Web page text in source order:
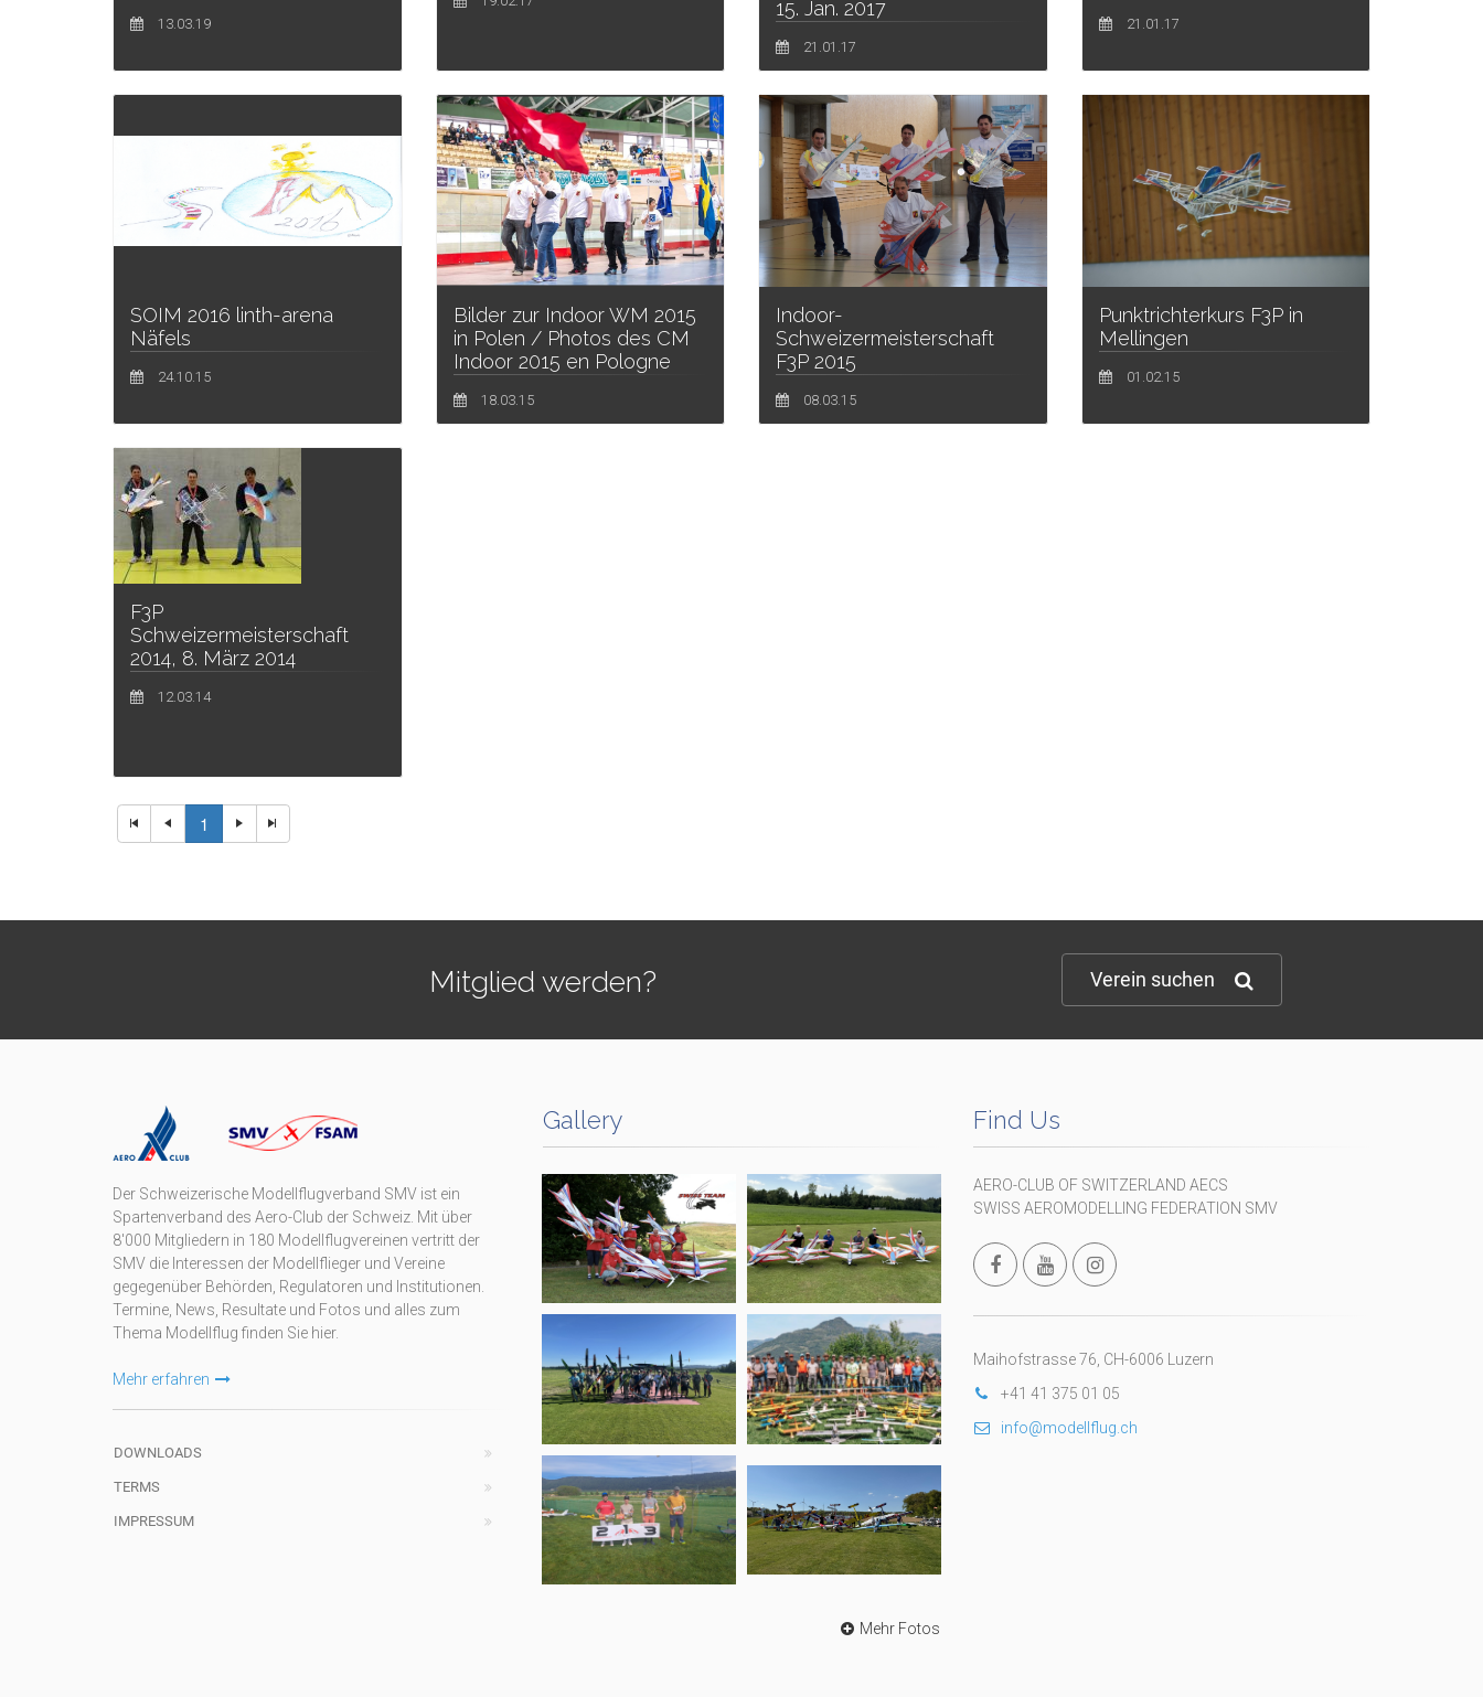
13.03.19
15. Jan. 2017
21.01.17
21.01.17
SOIM 2016 linth-arena
Näfels
24.10.15
Bilder zur Indoor WM 2015
in Polen / Photos des CM
Indoor 2015 en Pologne
18.03.15
Indoor-
Schweizermeisterschaft
F3P 2015
08.03.15
Punktrichterkurs F3P in
Mellingen
01.02.15
F3P
Schweizermeisterschaft
2014, 8. März 2014
12.03.14
1
Mitglied werden? Verein suchen
Der Schweizerische Modellflugverband SMV ist ein
Spartenverband des Aero-Club der Schweiz. Mit über
8'000 Mitgliedern in 180 Modellflugvereinen vertritt der
SMV die Interessen der Modellflieger und Vereine
gegegenüber Behörden, Regulatoren und Institutionen.
Termine, News, Resultate und Fotos und alles zum
Thema Modellflug finden Sie hier.
Mehr erfahren
DOWNLOADS
TERMS
IMPRESSUM
Gallery
Mehr Fotos
Find Us
AERO-CLUB OF SWITZERLAND AECS
SWISS AEROMODELLING FEDERATION SMV
Maihofstrasse 76, CH-6006 Luzern
+41 41 375 01 05
info@modellflug.ch